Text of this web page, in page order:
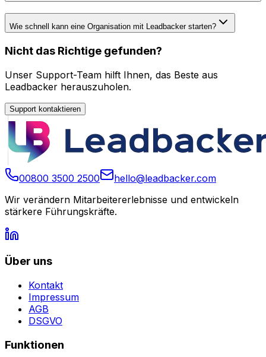
Wie schnell kann eine Organisation mit Leadbacker starten?
Nicht das Richtige gefunden?
Unser Support-Team hilft Ihnen, das Beste aus
Leadbacker herauszuholen.
Support kontaktieren
00800 3500 2500
hello@leadbacker.com
Wir verändern Mitarbeitererlebnisse und entwickeln
stärkere Führungskräfte.
Über uns
Kontakt
Impressum
AGB
DSGVO
Funktionen